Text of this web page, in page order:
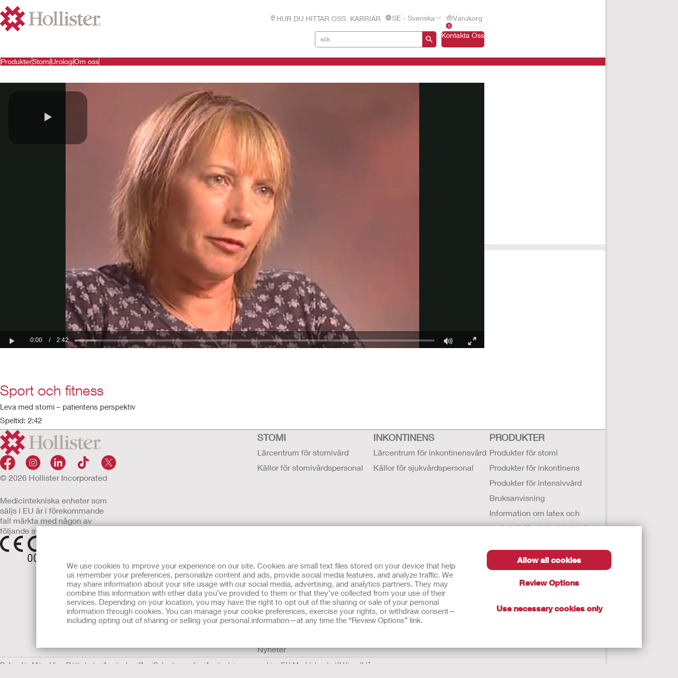
We use cookies to improve your experience on our site. Cookies are small text files stored on your device that help
us remember your preferences, personalize content and ads, provide social media features, and analyze traffic. We
may share information about your site usage with our social media, advertising, and analytics partners. They may
combine this information with other data you’ve provided to them or that they’ve collected from your use of their
services. Depending on your location, you may have the right to opt out of the sharing or sale of your personal
information through cookies. You can manage your cookie preferences, exercise your rights, or withdraw consent—
including opting out of sharing or selling your personal information—at any time the “Review Options” link.
Allow all cookies
Review Options
Use necessary cookies only
HUR DU HITTAR OSS KARRIÄR SE - Svenska
0
Varukorg
Kontakta Oss
ProdukterStomiUrologiOm oss
Sport och fitness
Leva med stomi – patientens perspektiv
Speltid: 2:42
© 2026 Hollister Incorporated
Medicintekniska enheter som
säljs i EU är i förekommande
fall märkta med någon av
följande symboler
STOMI
Lärcentrum för stomivård
Källor för stomivårdspersonal
INKONTINENS
Lärcentrum för inkontinensvård
Källor för sjukvårdspersonal
PRODUKTER
Produkter för stomi
Produkter för inkontinens
Produkter för intensivvård
Bruksanvisning
Information om latex och
materialsäkerhetsdatablad
Medarbetarnas berättelser
Karriärmöjligheter
Kontakta Oss
Anläggningar runt om i världen
Nyheter
Policy för Mänskliga Rättigheter Användarvillkor Sekretesspolicy Användning av cookies EU Meddelande till Visselblåsare